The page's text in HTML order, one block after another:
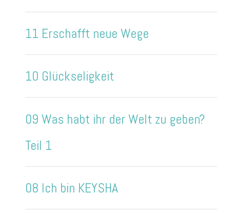
11 Erschafft neue Wege
10 Glückseligkeit
09 Was habt ihr der Welt zu geben?
Teil 1
08 Ich bin KEYSHA